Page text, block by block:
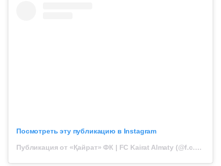
Посмотреть эту публикацию в Instagram
Публикация от «Қайрат» ФК | FC Kairat Almaty (@f.c.kairat)